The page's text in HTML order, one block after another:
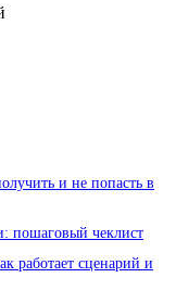
и не попасть в
пошаговый чеклист
работает сценарий и